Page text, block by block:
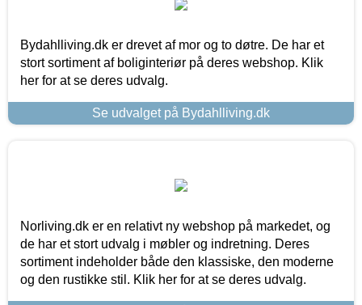
Bydahlliving.dk er drevet af mor og to døtre. De har et
stort sortiment af boliginteriør på deres webshop. Klik
her for at se deres udvalg.
Se udvalget på Bydahlliving.dk
Norliving.dk er en relativt ny webshop på markedet, og
de har et stort udvalg i møbler og indretning. Deres
sortiment indeholder både den klassiske, den moderne
og den rustikke stil. Klik her for at se deres udvalg.